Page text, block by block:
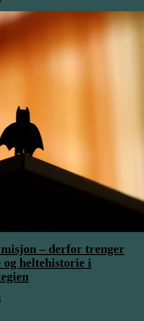
– derfor trenger
og heltehistorie i